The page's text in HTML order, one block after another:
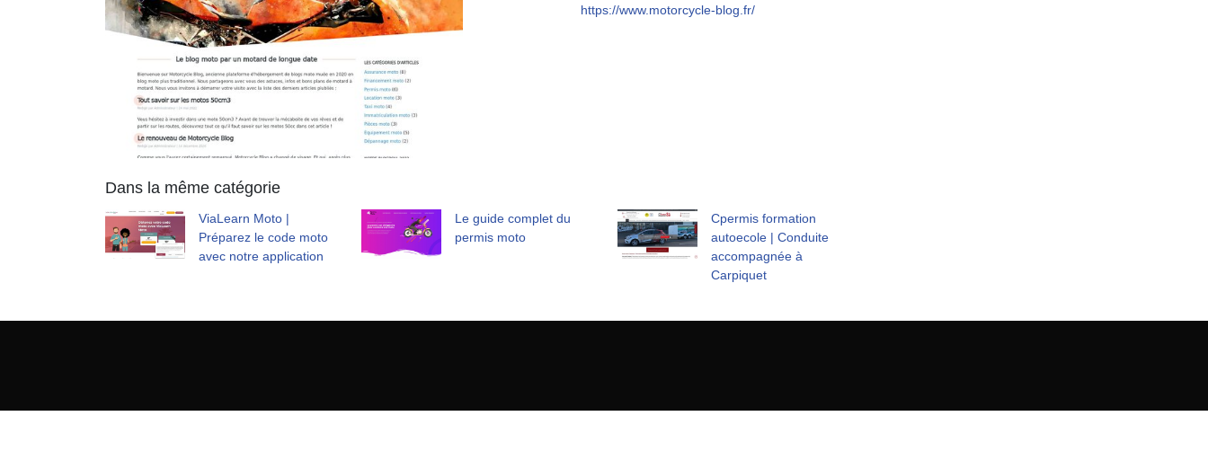
https://www.motorcycle-blog.fr/
Dans la même catégorie
ViaLearn Moto |
Préparez le code moto
avec notre application
Le guide complet du
permis moto
Cpermis formation
autoecole | Conduite
accompagnée à
Carpiquet